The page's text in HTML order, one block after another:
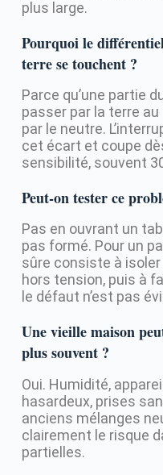
plus large.
Pourquoi le
terre se touchent ?
Parce qu’une partie
passer par la terre
par le neutre.
cet écart et coupe
sensibilité, souvent
Peut-on tester ce
Pas en ouvrant un
pas formé. Pour un
sûre consiste à
hors tension, puis à
le défaut n’est pas
Une vieille maison
plus souvent ?
Oui. Humidité,
hasardeux, prises
anciens mélanges
clairement le risque
partielles.